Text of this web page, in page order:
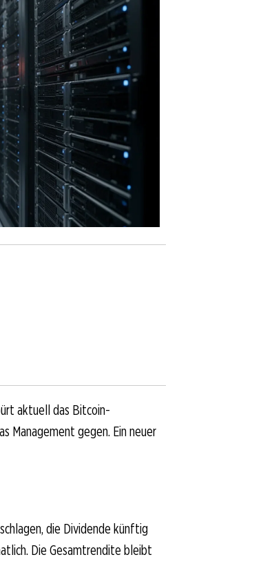
aktuell das Bitcoin-
Management gegen. Ein neuer
die Dividende künftig
Die Gesamtrendite bleibt